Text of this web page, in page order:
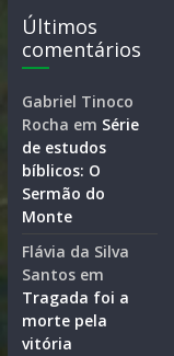
Últimos
comentários
Gabriel Tinoco
Rocha em Série
de estudos
bíblicos: O
Sermão do
Monte
Flávia da Silva
Santosem
Tragada foi a
morte pela
vitória